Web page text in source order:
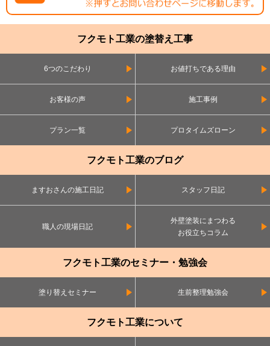
フクモト工業の塗替え工事
6つのこだわり お値打ちである理由
お客様の声 施工事例
プラン一覧 プロタイムズローン
フクモト工業のブログ
ますおさんの施工日記 スタッフ日記
職人の現場日記
外壁塗装にまつわる
お役立ちコラム
フクモト工業のセミナー・勉強会
塗り替えセミナー 生前整理勉強会
フクモト工業について